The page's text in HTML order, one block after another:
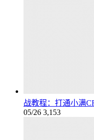
战教程：打通小满
05/26 3,153